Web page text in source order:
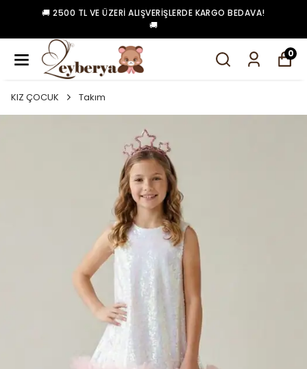
🚚 2500 TL VE ÜZERI ALIŞVERIŞLERDE KARGO BEDAVA!
🚚
0
KIZ ÇOCUK Takım